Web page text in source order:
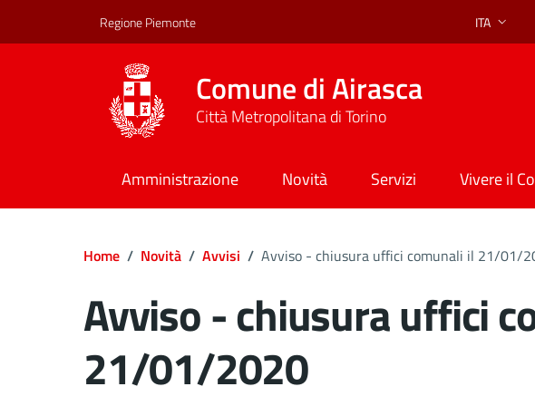
Regione Piemonte Lingua
ITA
Comune di Airasca
Città Metropolitana di Torino
Amministrazione Novità Servizi Vivere il
Home / Novità / Avvisi / Avviso - chiusura uffici comunali il 21/01/
Avviso - chiusura uffici
21/01/2020